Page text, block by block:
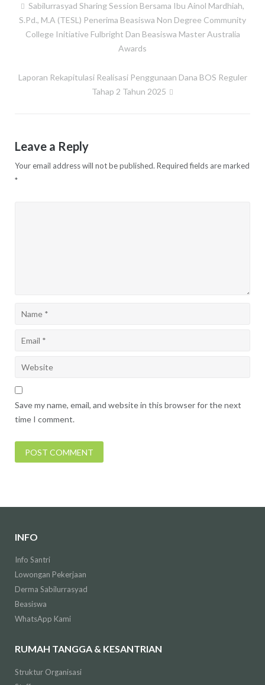
Post
navigation
Sabilurrasyad Sharing Session Bersama Ibu Ainol Mardhiah,
S.Pd., M.A (TESL) Penerima Beasiswa Non Degree Community
College Initiative Fulbright Dan Beasiswa Master Australia
Awards
Laporan Rekapitulasi Realisasi Penggunaan Dana BOS Reguler
Tahap 2 Tahun 2025
Leave a Reply
Your email address will not be published. Required fields are marked
*
Save my name, email, and website in this browser for the next
time I comment.
INFO
Info Santri
Lowongan Pekerjaan
Derma Sabilurrasyad
Beasiswa
WhatsApp Kami
RUMAH TANGGA & KESANTRIAN
Struktur Organisasi